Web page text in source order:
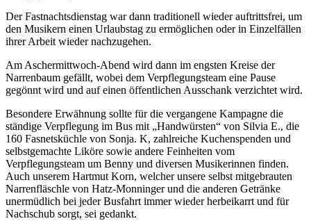
Der Fastnachtsdienstag war dann traditionell wieder auftrittsfrei, um
den Musikern einen Urlaubstag zu ermöglichen oder in Einzelfällen
ihrer Arbeit wieder nachzugehen.
Am Aschermittwoch-Abend wird dann im engsten Kreise der
Narrenbaum gefällt, wobei dem Verpflegungsteam eine Pause
gegönnt wird und auf einen öffentlichen Ausschank verzichtet wird.
Besondere Erwähnung sollte für die vergangene Kampagne die
ständige Verpflegung im Bus mit „Handwürsten“ von Silvia E., die
160 Fasnetsküchle von Sonja. K, zahlreiche Kuchenspenden und
selbstgemachte Liköre sowie andere Feinheiten vom
Verpflegungsteam um Benny und diversen Musikerinnen finden.
Auch unserem Hartmut Korn, welcher unsere selbst mitgebrauten
Narrenfläschle von Hatz-Monninger und die anderen Getränke
unermüdlich bei jeder Busfahrt immer wieder herbeikarrt und für
Nachschub sorgt, sei gedankt.